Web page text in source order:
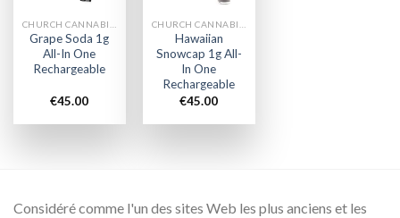
Grape Soda 1g
All-In One
Rechargeable
€45.00
Hawaiian
Snowcap 1g All-
In One
Rechargeable
€45.00
Considéré comme l'un des sites Web les plus anciens et les